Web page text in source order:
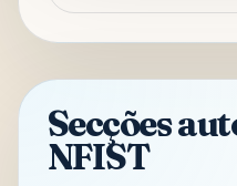
Secções
NFIST